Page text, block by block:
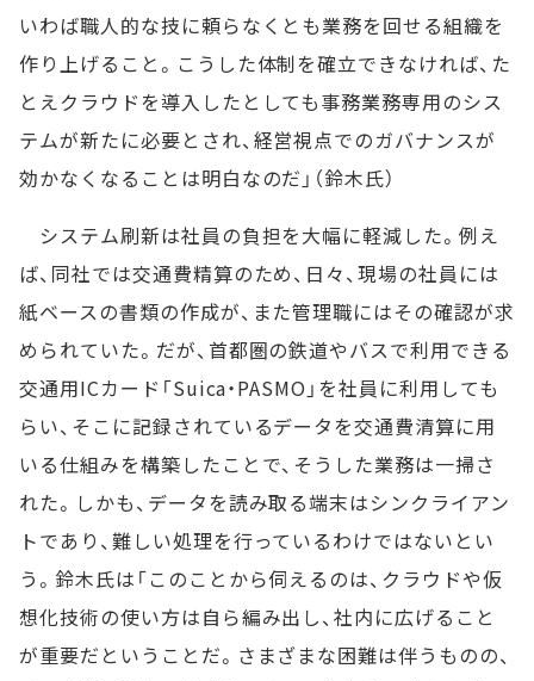
いわば職人的な技に頼らなくとも業務を回せる組織を
作り上げること。こうした体制を確立できなければ、た
とえクラウドを導入したとしても事務業務専用のシス
テムが新たに必要とされ、経営視点でのガバナンスが
効かなくなることは明白なのだ」（鈴木氏）
システム刷新は社員の負担を大幅に軽減した。例え
ば、同社では交通費精算のため、日々、現場の社員には
紙ベースの書類の作成が、また管理職にはその確認が求
められていた。だが、首都圏の鉄道やバスで利用できる
交通用ICカード「Suica・PASMO」を社員に利用しても
らい、そこに記録されているデータを交通費清算に用
いる仕組みを構築したことで、そうした業務は一掃さ
れた。しかも、データを読み取る端末はシンクライアン
トであり、難しい処理を行っているわけではないとい
う。鈴木氏は「このことから伺えるのは、クラウドや仮
想化技術の使い方は自ら編み出し、社内に広げること
が重要だということだ。さまざまな困難は伴うものの、